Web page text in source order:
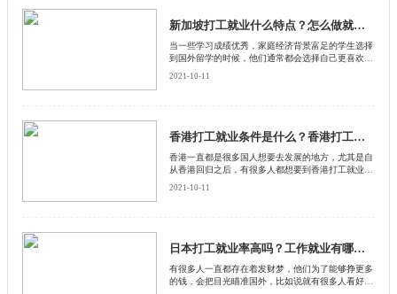
新加坡打工就业什么特点？怎么做就业机会更多？
当一些学习成绩优秀，家庭经济背景富足的学生选择
到国外留学的时候，他们通常都会选择自己更喜欢的
2021-10-11
香港打工就业条件是什么？香港打工就业有哪些政策？
香港一直都是很多国人想要去发展的地方，尤其是自
从香港回归之后，有很多人都想要到香港打工就业，
2021-10-11
日本打工就业率高吗？工作就业有哪些特点？
有很多人一直都存在着发财梦，他们为了能够挣更多
的钱，会把目光瞄准国外，比如说就有很多人看好到